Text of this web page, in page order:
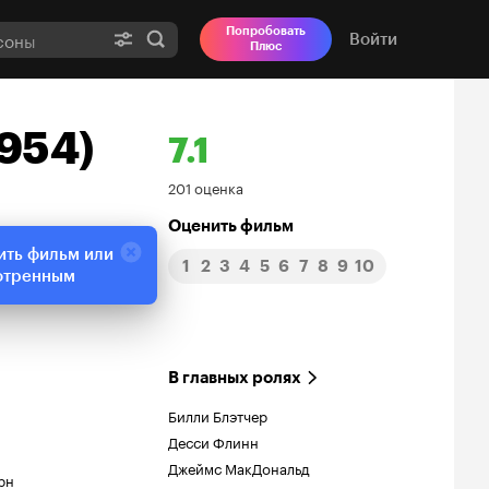
Попробовать
Плюс
Войти
7.1
Рейтинг
Кинопоиска
7.1
201 оценка
Оценить фильм
1 2 3 4 5 6 7 8 9 10
В главных ролях
Билли Блэтчер
Десси Флинн
Джеймс МакДональд
фильм или